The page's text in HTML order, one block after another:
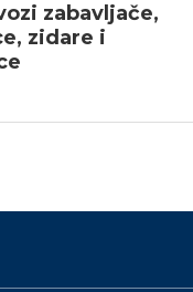
zabavljače,
zidare i